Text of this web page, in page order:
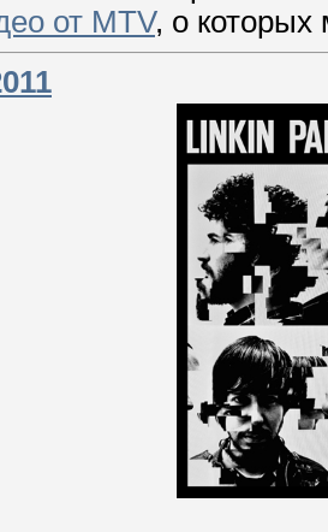
от MTV, о